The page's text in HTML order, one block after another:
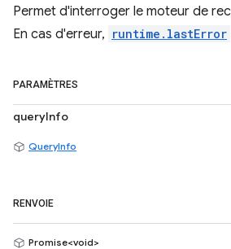
Permet d'interroger le moteur de
En cas d'erreur, runtime.lastError
PARAMÈTRES
queryInfo
QueryInfo
RENVOIE
Promise<void>